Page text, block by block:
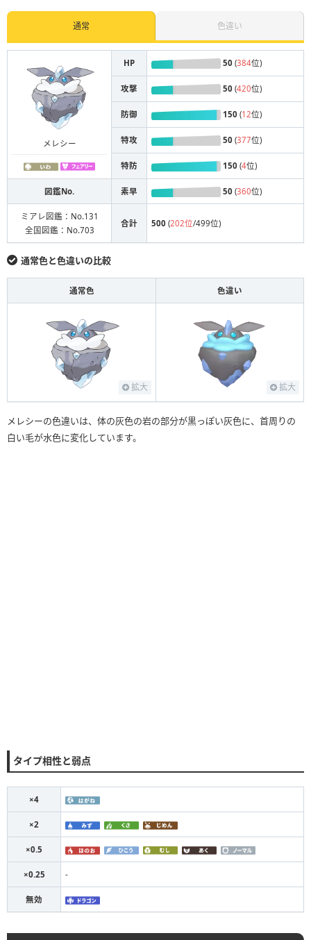
通常 色違い
メレシー
HP 50 (384位)
攻撃 50 (420位)
防御 150 (12位)
特攻 50 (377位)
特防 150 (4位)
図鑑No. 素早 50 (360位)
ミアレ図鑑：No.131
全国図鑑：No.703
合計 500 (202位/499位)
通常色と色違いの比較
通常色 色違い
拡大 拡大
メレシーの色違いは、体の灰色の岩の部分が黒っぽい灰色に、首周りの
白い毛が水色に変化しています。
タイプ相性と弱点
×4
×2
×0.5
×0.25 -
無効